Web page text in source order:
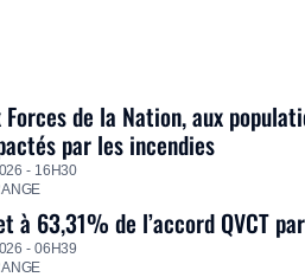
de la Nation, aux
par les incendies
- 16H30
à 63,31% de l’accord QVCT
- 06H39